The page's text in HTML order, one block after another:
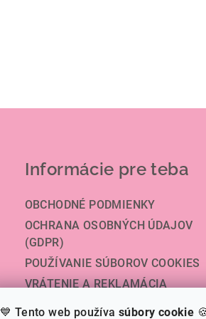
💙 Tento web používa súbory cookie
Informácie pre teba
OBCHODNÉ PODMIENKY
OCHRANA OSOBNÝCH ÚDAJOV
(GDPR)
POUŽÍVANIE SÚBOROV COOKIES
VRÁTENIE A REKLAMÁCIA
DOPRAVA A PLATBA